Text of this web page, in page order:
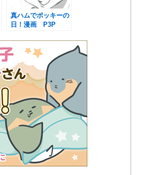
真ハムでポッキーの
日！漫画 P3P